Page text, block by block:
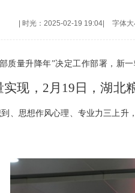
时光：2025-02-19 19:04 字体大
质量升降年”决定工作部署，新
现， 2月19日，湖北
、思想作风心理、专业力三上